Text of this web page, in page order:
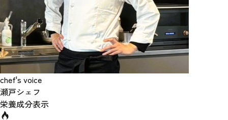
chef's voice
瀬戸シェフ
栄養成分表示